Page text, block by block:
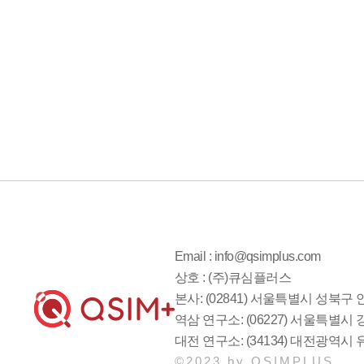
Email : info@qsimplus.com
상호 : (주)큐심플러스
본사: (02841) 서울특별시 성북구
역삼 연구소: (06227) 서울특별시
대전 연구소: (34134) 대전광역시
©2023 by QSIMPLUS.